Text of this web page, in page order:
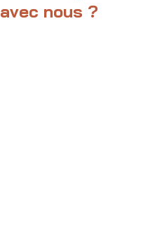
avec nous ?